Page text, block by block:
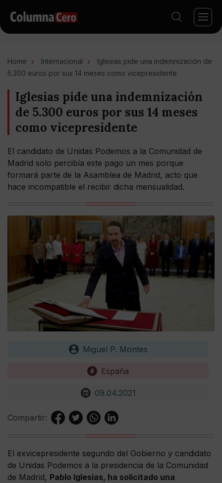
Home Internacional
Iglesias pide una indemnización de
5.300 euros por sus 14 meses como vicepresidente
Iglesias pide una indemnización
de 5.300 euros por sus 14 meses
como vicepresidente
El candidato de Unidas Podemos a la Comunidad de
Madrid solo percibía este pago un mes porque
formará parte de la Asamblea de Madrid, acto que
hace incompatible el recibir dicha mensualidad.
Miguel P. Montes
España
09.04.2021
Compartir:
El exvicepresidente segundo del Gobierno y candidato
de Unidas Podemos a la presidencia de la Comunidad
de Madrid, Pablo Iglesias, ha solicitado una